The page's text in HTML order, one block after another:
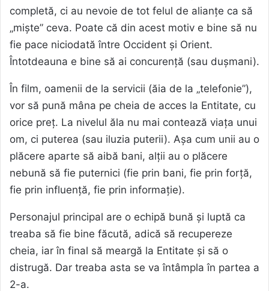
completă, ci au nevoie de tot felul de alianțe ca să
„miște” ceva. Poate că din acest motiv e bine să nu
fie pace niciodată între Occident și Orient.
Întotdeauna e bine să ai concurență (sau dușmani).
În film, oamenii de la servicii (ăia de la „telefonie”),
vor să pună mâna pe cheia de acces la Entitate, cu
orice preț. La nivelul ăla nu mai contează viața unui
om, ci puterea (sau iluzia puterii). Așa cum unii au o
plăcere aparte să aibă bani, alții au o plăcere
nebună să fie puternici (fie prin bani, fie prin forță,
fie prin influență, fie prin informație).
Personajul principal are o echipă bună și luptă ca
treaba să fie bine făcută, adică să recupereze
cheia, iar în final să meargă la Entitate și să o
distrugă. Dar treaba asta se va întâmpla în partea a
2-a.